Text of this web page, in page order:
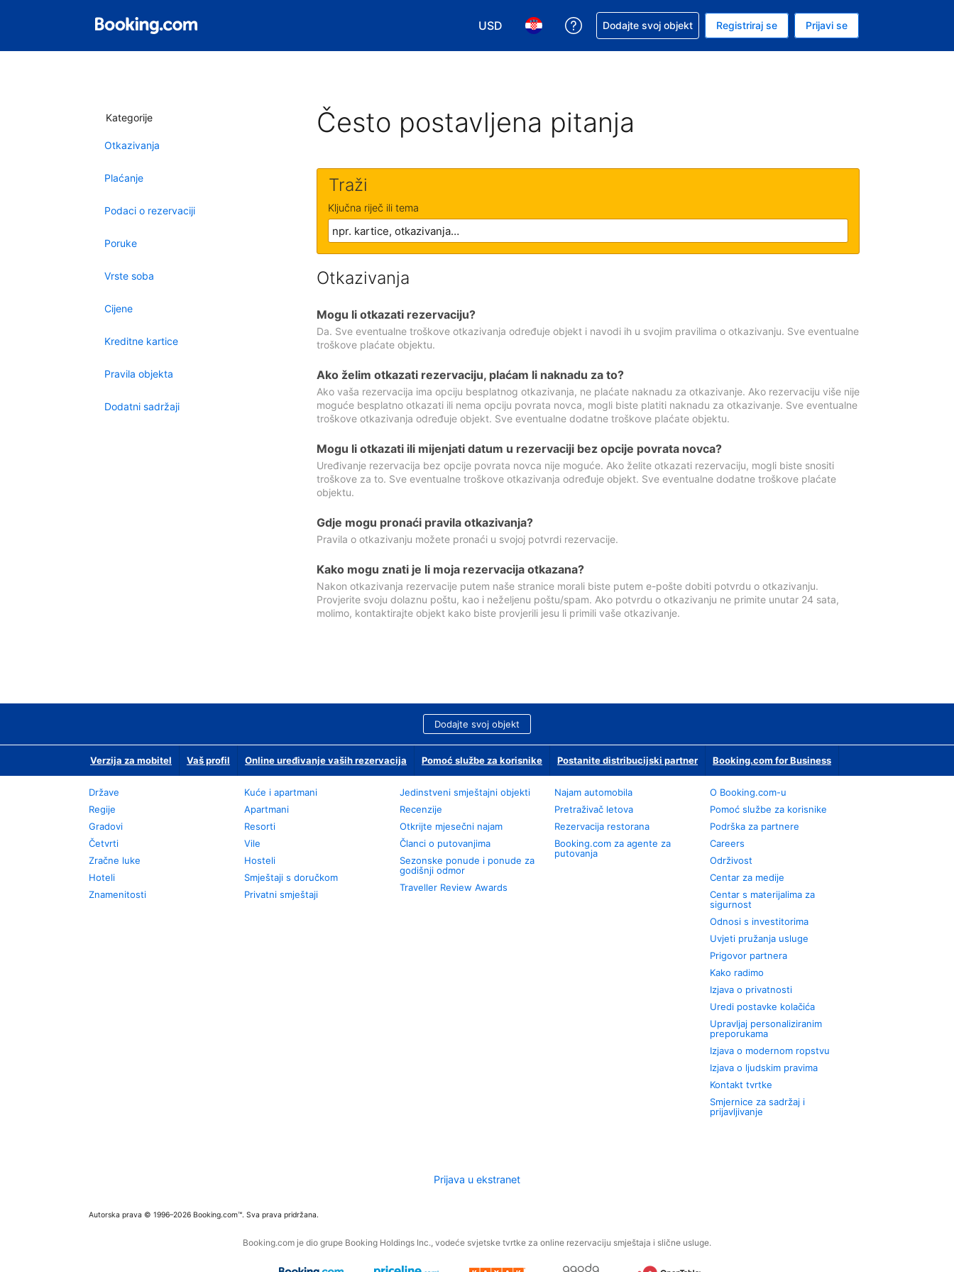
USD
Odaberite valutu. Vaša je trenutačna valuta Američki dolar
Odaberite svoj jezik. Vaš je trenutačni jezik Hrvatskom
Zatražite pomoć sa svojom rezervacijom
Dodajte svoj objekt Registriraj se Prijavi se
Kategorije
Otkazivanja
Plaćanje
Podaci o rezervaciji
Poruke
Vrste soba
Cijene
Kreditne kartice
Pravila objekta
Dodatni sadržaji
Često postavljena pitanja
Traži
Ključna riječ ili tema
Otkazivanja
Mogu li otkazati rezervaciju?
Da. Sve eventualne troškove otkazivanja određuje objekt i navodi ih u svojim pravilima o otkazivanju. Sve eventualne
troškove plaćate objektu.
Ako želim otkazati rezervaciju, plaćam li naknadu za to?
Ako vaša rezervacija ima opciju besplatnog otkazivanja, ne plaćate naknadu za otkazivanje. Ako rezervaciju više nije
moguće besplatno otkazati ili nema opciju povrata novca, mogli biste platiti naknadu za otkazivanje. Sve eventualne
troškove otkazivanja određuje objekt. Sve eventualne dodatne troškove plaćate objektu.
Mogu li otkazati ili mijenjati datum u rezervaciji bez opcije povrata novca?
Uređivanje rezervacija bez opcije povrata novca nije moguće. Ako želite otkazati rezervaciju, mogli biste snositi
troškove za to. Sve eventualne troškove otkazivanja određuje objekt. Sve eventualne dodatne troškove plaćate
objektu.
Gdje mogu pronaći pravila otkazivanja?
Pravila o otkazivanju možete pronaći u svojoj potvrdi rezervacije.
Kako mogu znati je li moja rezervacija otkazana?
Nakon otkazivanja rezervacije putem naše stranice morali biste putem e-pošte dobiti potvrdu o otkazivanju.
Provjerite svoju dolaznu poštu, kao i neželjenu poštu/spam. Ako potvrdu o otkazivanju ne primite unutar 24 sata,
molimo, kontaktirajte objekt kako biste provjerili jesu li primili vaše otkazivanje.
Dodajte svoj objekt
Verzija za mobitel Vaš profil Online uređivanje vaših rezervacija Pomoć službe za korisnike Postanite distribucijski partner Booking.com for Business
Države
Regije
Gradovi
Četvrti
Zračne luke
Hoteli
Znamenitosti
Kuće i apartmani
Apartmani
Resorti
Vile
Hosteli
Smještaji s doručkom
Privatni smještaji
Jedinstveni smještajni objekti
Recenzije
Otkrijte mjesečni najam
Članci o putovanjima
Sezonske ponude i ponude za
godišnji odmor
Traveller Review Awards
Najam automobila
Pretraživač letova
Rezervacija restorana
Booking.com za agente za
putovanja
O Booking.com-u
Pomoć službe za korisnike
Podrška za partnere
Careers
Održivost
Centar za medije
Centar s materijalima za
sigurnost
Odnosi s investitorima
Uvjeti pružanja usluge
Prigovor partnera
Kako radimo
Izjava o privatnosti
Uredi postavke kolačića
Upravljaj personaliziranim
preporukama
Izjava o modernom ropstvu
Izjava o ljudskim pravima
Kontakt tvrtke
Smjernice za sadržaj i
prijavljivanje
Prijava u ekstranet
Autorska prava © 1996–2026 Booking.com™. Sva prava pridržana.
Booking.com je dio grupe Booking Holdings Inc., vodeće svjetske tvrtke za online rezervaciju smještaja i slične usluge.